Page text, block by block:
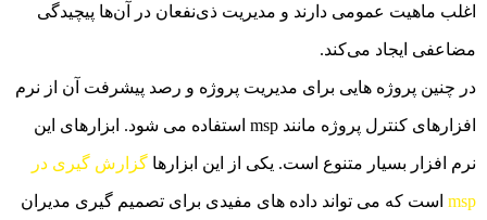
اغلب ماهیت عمومی دارند و مدیریت ذی‌نفعان در آن‌ها پیچیدگی
مضاعفی ایجاد می‌کند.
در چنین پروژه هایی برای مدیریت پروژه و رصد پیشرفت آن از نرم
افزارهای کنترل پروژه مانند msp استفاده می شود. ابزارهای این
نرم افزار بسیار متنوع است. یکی از این ابزارها گزارش گیری در
msp است که می تواند داده های مفیدی برای تصمیم گیری مدیران